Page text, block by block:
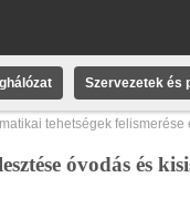
Szervezetek és
tehetségek
óvodás és